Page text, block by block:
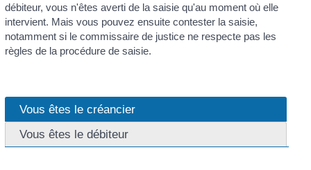
débiteur, vous n'êtes averti de la saisie qu'au moment où elle
intervient. Mais vous pouvez ensuite contester la saisie,
notamment si le commissaire de justice ne respecte pas les
règles de la procédure de saisie.
Vous êtes le créancier
Vous êtes le débiteur